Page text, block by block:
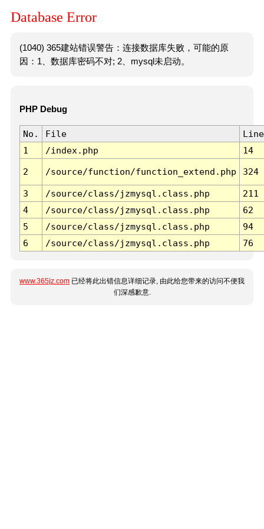
Database Error
(1040) 365建站错误警告：连接数据库失败，可能的原
因：1、数据库密码不对; 2、mysql未启动。
PHP Debug
No. File
Line
1
/index.php 14
2 /source/function/function_extend.php 324
3 /source/class/jzmysql.class.php
211
4
/source/class/jzmysql.class.php
62
5
/source/class/jzmysql.class.php
94
6
/source/class/jzmysql.class.php 76
www.365jz.com 已经将此出错信息详细记录, 由此给您带来的访问不便我
们深感歉意.